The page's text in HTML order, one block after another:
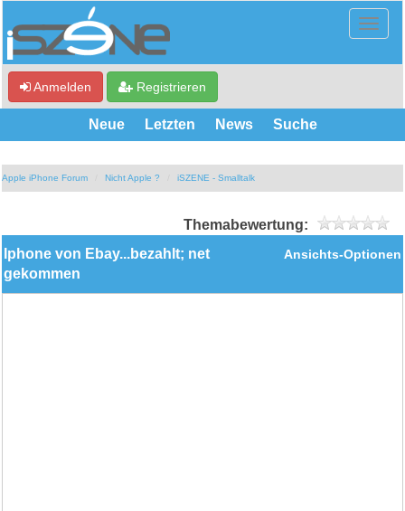
Anmelden Registrieren
Neue Letzten News Suche
Apple iPhone Forum Nicht Apple ? iSZENE - Smalltalk
Themabewertung:
Ansichts-Optionen
Iphone von Ebay...bezahlt; net
gekommen